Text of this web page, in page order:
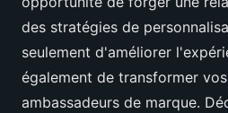
des stratégies de
seulement d'améliorer
également de transformer
ambassadeurs de marque.